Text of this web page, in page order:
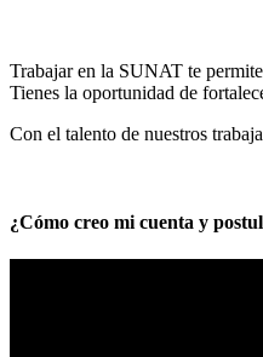
Trabajar en la SUNAT te
Tienes la oportunidad de
Con el talento de nuestros
¿Cómo creo mi cuenta y